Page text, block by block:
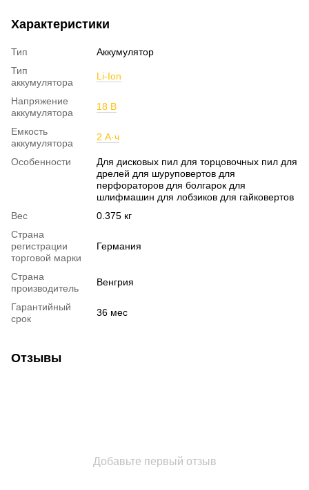
Характеристики
Тип
Аккумулятор
Тип
аккумулятора
Li-Ion
Напряжение
аккумулятора
18 В
Емкость
аккумулятора
2 А·ч
Особенности
Для дисковых пил для торцовочных пил для
дрелей для шуруповертов для
перфораторов для болгарок для
шлифмашин для лобзиков для гайковертов
Вес
0.375 кг
Страна
регистрации
торговой марки
Германия
Страна
производитель
Венгрия
Гарантийный
срок
36 мес
Отзывы
Добавьте первый отзыв